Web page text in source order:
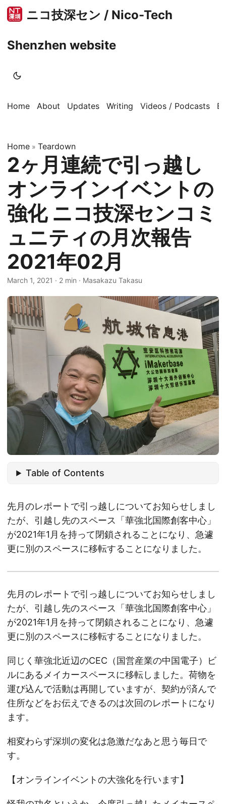
ニコ技深セン / Nico-Tech
Shenzhen website
Home About Updates Writing Videos / Podcasts
Home » Teardown
2ヶ月連続で引っ越し
オンラインイベントの
強化 ニコ技深センコミ
ュニティの月次報告
2021年02月
March 1, 2021 · 2 min · Masakazu Takasu
Table of Contents
先月のレポートで引っ越しについてお知らせしまし
たが、引越し先のスペース「華強北国際創客中心」
が2021年1月を持って閉鎖されることになり、急遽
更に別のスペースに移転することになりました。
先月のレポートで引っ越しについてお知らせしまし
たが、引越し先のスペース「華強北国際創客中心」
が2021年1月を持って閉鎖されることになり、急遽
更に別のスペースに移転することになりました。
同じく華強北近辺のCEC（国営産業の中国電子）ビ
ルにあるメイカースペースに移転しました。荷物を
運び込んで活動は再開していますが、契約が済んで
住所などをお伝えできるのは次回のレポートになり
ます。
相変わらず深圳の変化は急激だなあと思う毎日で
す。
【オンラインイベントの大強化を行います】